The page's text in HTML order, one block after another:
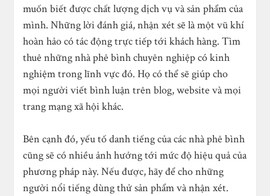
muốn biết được chất lượng dịch vụ và sản phẩm của
mình. Những lời đánh giá, nhận xét sẽ là một vũ khí
hoàn hảo có tác động trực tiếp tới khách hàng. Tìm
thuê những nhà phê bình chuyên nghiệp có kinh
nghiệm trong lĩnh vực đó. Họ có thể sẽ giúp cho
mọi người viết bình luận trên blog, website và mọi
trang mạng xã hội khác.
Bên cạnh đó, yếu tố danh tiếng của các nhà phê bình
cũng sẽ có nhiều ảnh hưởng tới mức độ hiệu quả của
phương pháp này. Nếu được, hãy để cho những
người nổi tiếng dùng thử sản phẩm và nhận xét.